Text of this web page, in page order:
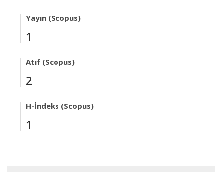
Yayın (Scopus)
1
Atıf (Scopus)
2
H-İndeks (Scopus)
1